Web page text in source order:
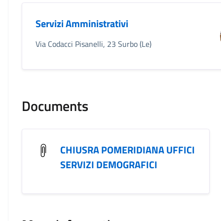
Servizi Amministrativi
Via Codacci Pisanelli, 23 Surbo (Le)
Documents
CHIUSRA POMERIDIANA UFFICI
SERVIZI DEMOGRAFICI